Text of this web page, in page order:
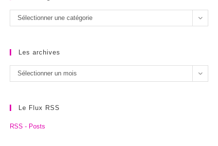
Les
catégories
Sélectionner une catégorie
Les archives
Les
archives
Sélectionner un mois
Le Flux RSS
RSS - Posts